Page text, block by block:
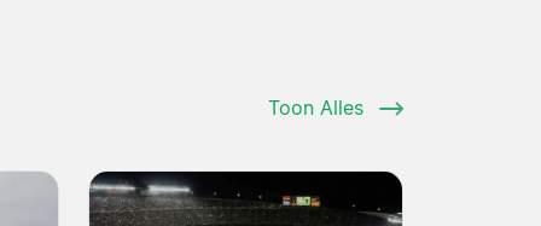
Toon Alles